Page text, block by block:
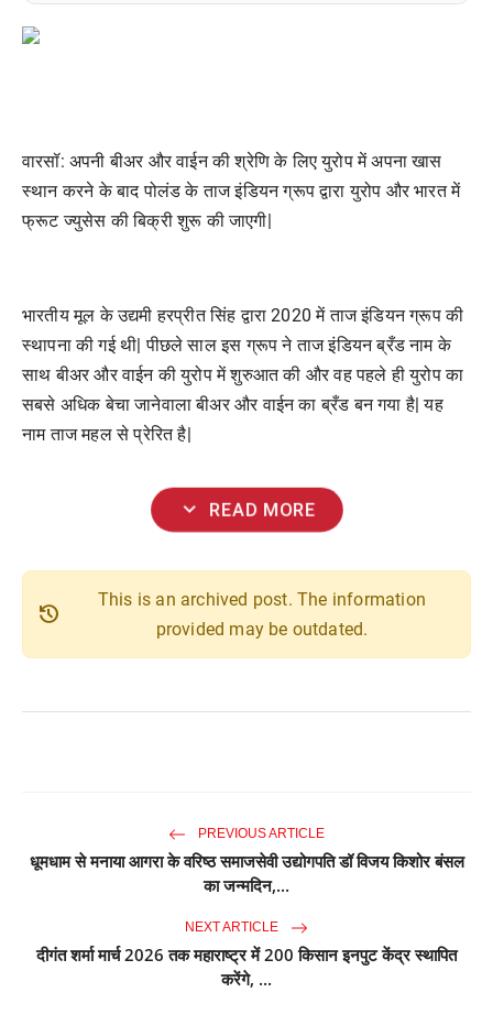
वारसॉ: अपनी बीअर और वाईन की श्रेणि के लिए युरोप में अपना खास
स्थान करने के बाद पोलंड के ताज इंडियन ग्रूप द्वारा युरोप और भारत में
फ्रूट ज्युसेस की बिक्री शुरू की जाएगी|
भारतीय मूल के उद्यमी हरप्रीत सिंह द्वारा 2020 में ताज इंडियन ग्रूप की
स्थापना की गई थी| पीछले साल इस ग्रूप ने ताज इंडियन ब्रँड नाम के
साथ बीअर और वाईन की युरोप में शुरुआत की और वह पहले ही युरोप का
सबसे अधिक बेचा जानेवाला बीअर और वाईन का ब्रँड बन गया है| यह
नाम ताज महल से प्रेरित है|
expand_more READ MORE
history
This is an archived post. The information
provided may be outdated.
PREVIOUS ARTICLE
धूमधाम से मनाया आगरा के वरिष्ठ समाजसेवी उद्योगपति डॉ विजय किशोर बंसल
का जन्मदिन,...
NEXT ARTICLE
दीगंत शर्मा मार्च 2026 तक महाराष्ट्र में 200 किसान इनपुट केंद्र स्थापित
करेंगे, ...